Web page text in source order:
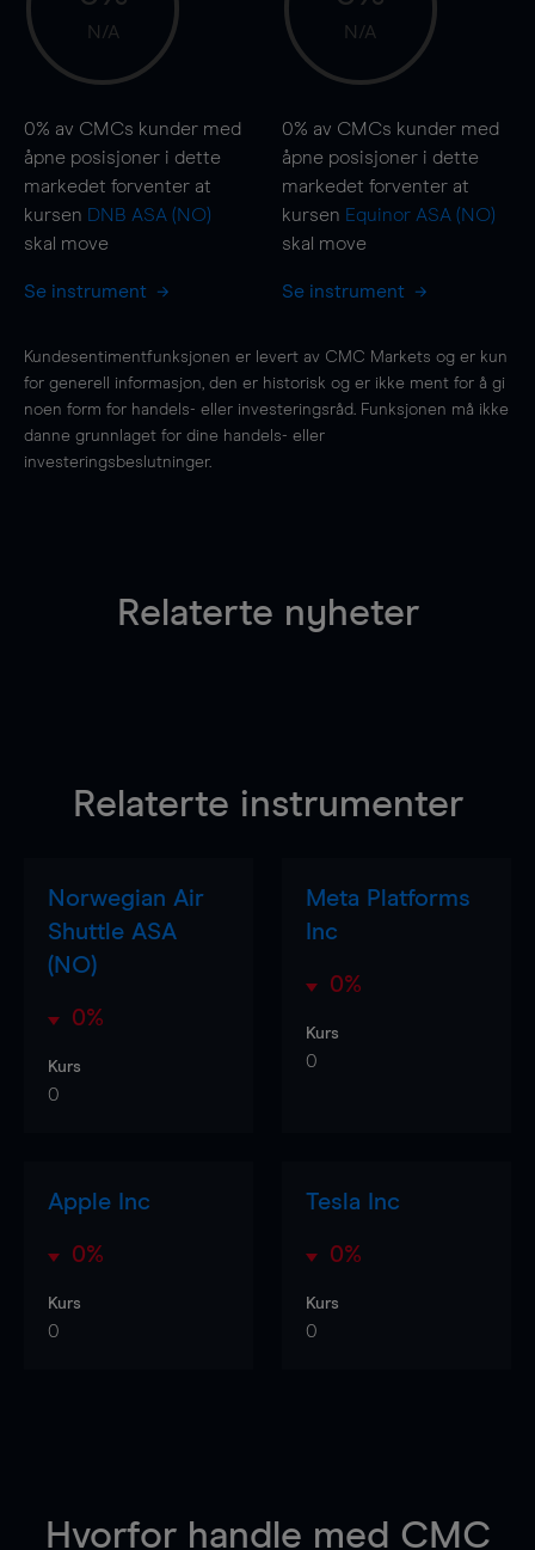
N/A
0% av CMCs kunder med
åpne posisjoner i dette
markedet forventer at
kursen DNB ASA (NO)
skal move
Se instrument
N/A
0% av CMCs kunder med
åpne posisjoner i dette
markedet forventer at
kursen Equinor ASA (NO)
skal move
Se instrument
Kundesentimentfunksjonen er levert av CMC Markets og er kun
for generell informasjon, den er historisk og er ikke ment for å gi
noen form for handels- eller investeringsråd. Funksjonen må ikke
danne grunnlaget for dine handels- eller
investeringsbeslutninger.
Relaterte nyheter
Relaterte instrumenter
Norwegian Air
Shuttle ASA
(NO)
0%
Kurs
0
Meta Platforms
Inc
0%
Kurs
0
Apple Inc
0%
Kurs
0
Tesla Inc
0%
Kurs
0
Hvorfor handle med CMC